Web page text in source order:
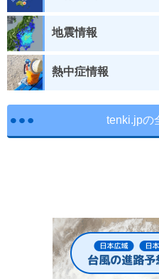
地震情報
熱中症情報
tenki.jpの